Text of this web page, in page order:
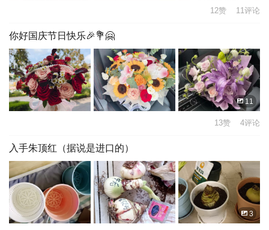
12赞 11评论
你好国庆节日快乐🎉💐🤗
11
13赞 4评论
入手朱顶红（据说是进口的）
3